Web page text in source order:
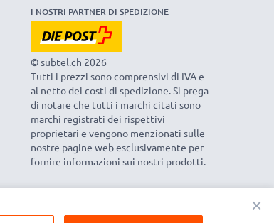
I NOSTRI PARTNER DI SPEDIZIONE
© subtel.ch 2026
Tutti i prezzi sono comprensivi di IVA e
al netto dei costi di spedizione. Si prega
di notare che tutti i marchi citati sono
marchi registrati dei rispettivi
proprietari e vengono menzionati sulle
nostre pagine web esclusivamente per
fornire informazioni sui nostri prodotti.
×